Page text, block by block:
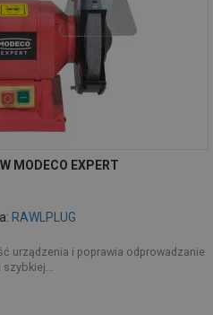
MODECO EXPERT
RAWLPLUG
urządzenia i poprawia odprowadzanie
szybkiej...